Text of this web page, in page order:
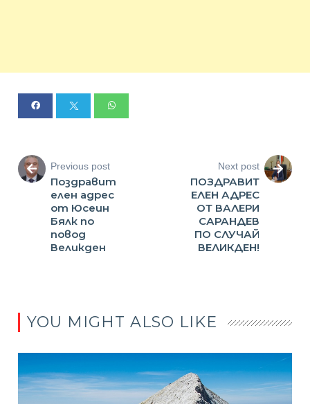
Previous post
Поздравит
елен адрес
от Юсеин
Бялк по
повод
Великден
Next post
ПОЗДРАВИТ
ЕЛЕН АДРЕС
ОТ ВАЛЕРИ
САРАНДЕВ
ПО СЛУЧАЙ
ВЕЛИКДЕН!
YOU MIGHT ALSO LIKE